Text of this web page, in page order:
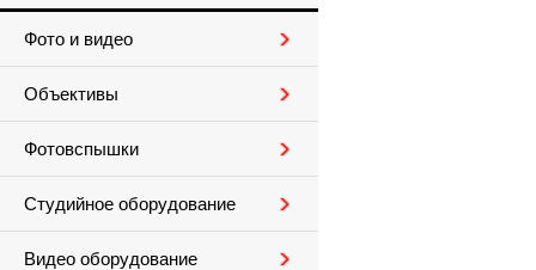
Фото и видео
Объективы
Фотовспышки
Студийное оборудование
Видео оборудование